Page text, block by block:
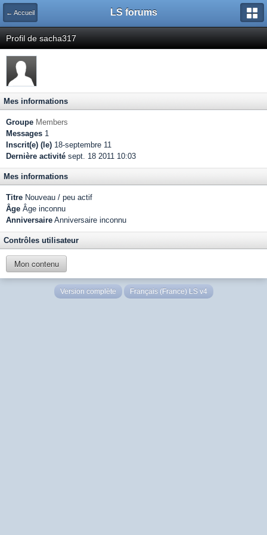
← Accueil LS forums
Profil de sacha317
Mes informations
Groupe Members
Messages 1
Inscrit(e) (le) 18-septembre 11
Dernière activité sept. 18 2011 10:03
Mes informations
Titre Nouveau / peu actif
Âge Âge inconnu
Anniversaire Anniversaire inconnu
Contrôles utilisateur
Mon contenu
Version complète Français (France) LS v4